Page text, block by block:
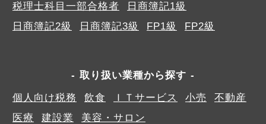
税理士科目一部合格者
日商簿記1級
日商簿記2級
日商簿記3級 FP1級 FP2級
取り扱い業種から探す
個人向け税務
飲食 ＩＴサービス 小売
不動産
医療
建設業 美容・サロン